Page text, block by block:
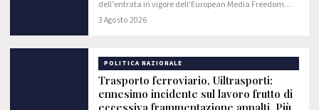
dell’entrata in vigore dell'European Media Freedom
Act, il regolamento europeo che introduce nuove
3 Agosto 2026
POLITICA NAZIONALE
Trasporto ferroviario, Uiltrasporti:
ennesimo incidente sul lavoro frutto di
eccessiva frammentazione appalti. Più